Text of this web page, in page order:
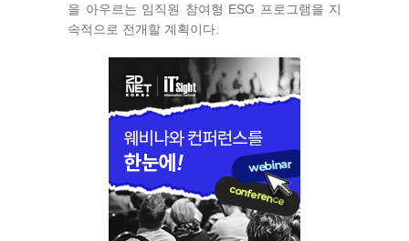
을 아우르는 임직원 참여형 ESG 프로그램을 지
속적으로 전개할 계획이다.